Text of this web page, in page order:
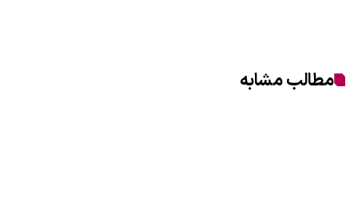
مطالب مشابه